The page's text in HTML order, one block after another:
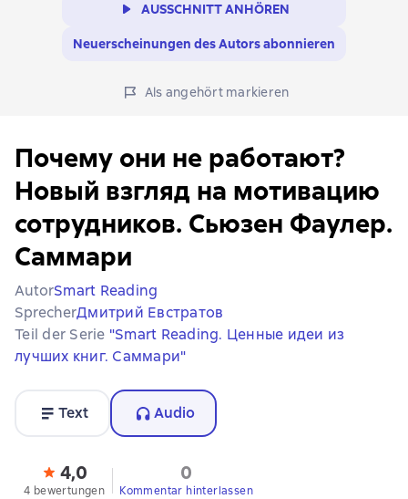
AUSSCHNITT ANHÖREN
Neuerscheinungen des Autors abonnieren
Als angehört markieren
Почему они не работают?
Новый взгляд на мотивацию
сотрудников. Сьюзен Фаулер.
Саммари
AutorSmart Reading
SprecherДмитрий Евстратов
Teil der Serie "Smart Reading. Ценные идеи из
лучших книг. Саммари"
Text Audio
4,0
4 bewertungen
0
Kommentar hinterlassen